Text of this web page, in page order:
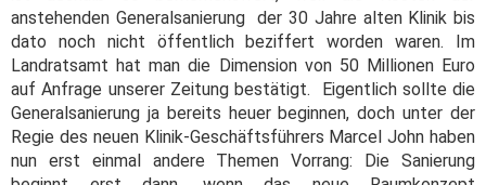
anstehenden Generalsanierung der 30 Jahre alten Klinik bis
dato noch nicht öffentlich beziffert worden waren. Im
Landratsamt hat man die Dimension von 50 Millionen Euro
auf Anfrage unserer Zeitung bestätigt. Eigentlich sollte die
Generalsanierung ja bereits heuer beginnen, doch unter der
Regie des neuen Klinik-Geschäftsführers Marcel John haben
nun erst einmal andere Themen Vorrang: Die Sanierung